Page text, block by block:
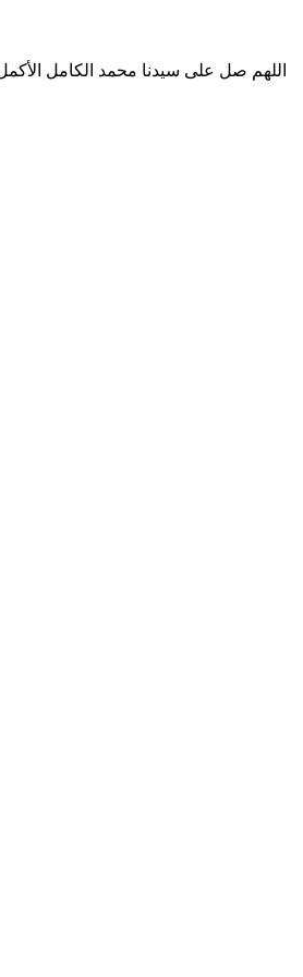
اللهم صل على سيدنا محمد الكامل